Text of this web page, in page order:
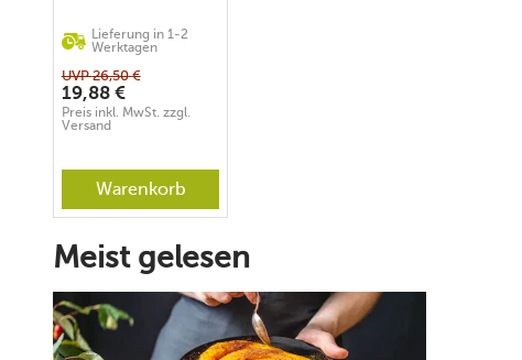
Lieferung in 1-2
Werktagen
UVP26,50 €
19,88 €
Preis inkl. MwSt. zzgl.
Versand
Warenkorb
Meist gelesen